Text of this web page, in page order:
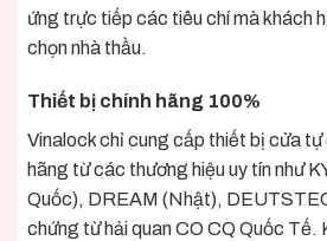
ứng trực tiếp các tiêu chí mà khách
chọn nhà thầu.
Thiết bị chính hãng 100%
Vinalock chỉ cung cấp thiết bị cửa tự
hãng từ các thương hiệu uy tín như
Quốc), DREAM (Nhật),
chứng từ hải quan CO CQ Quốc Tế.